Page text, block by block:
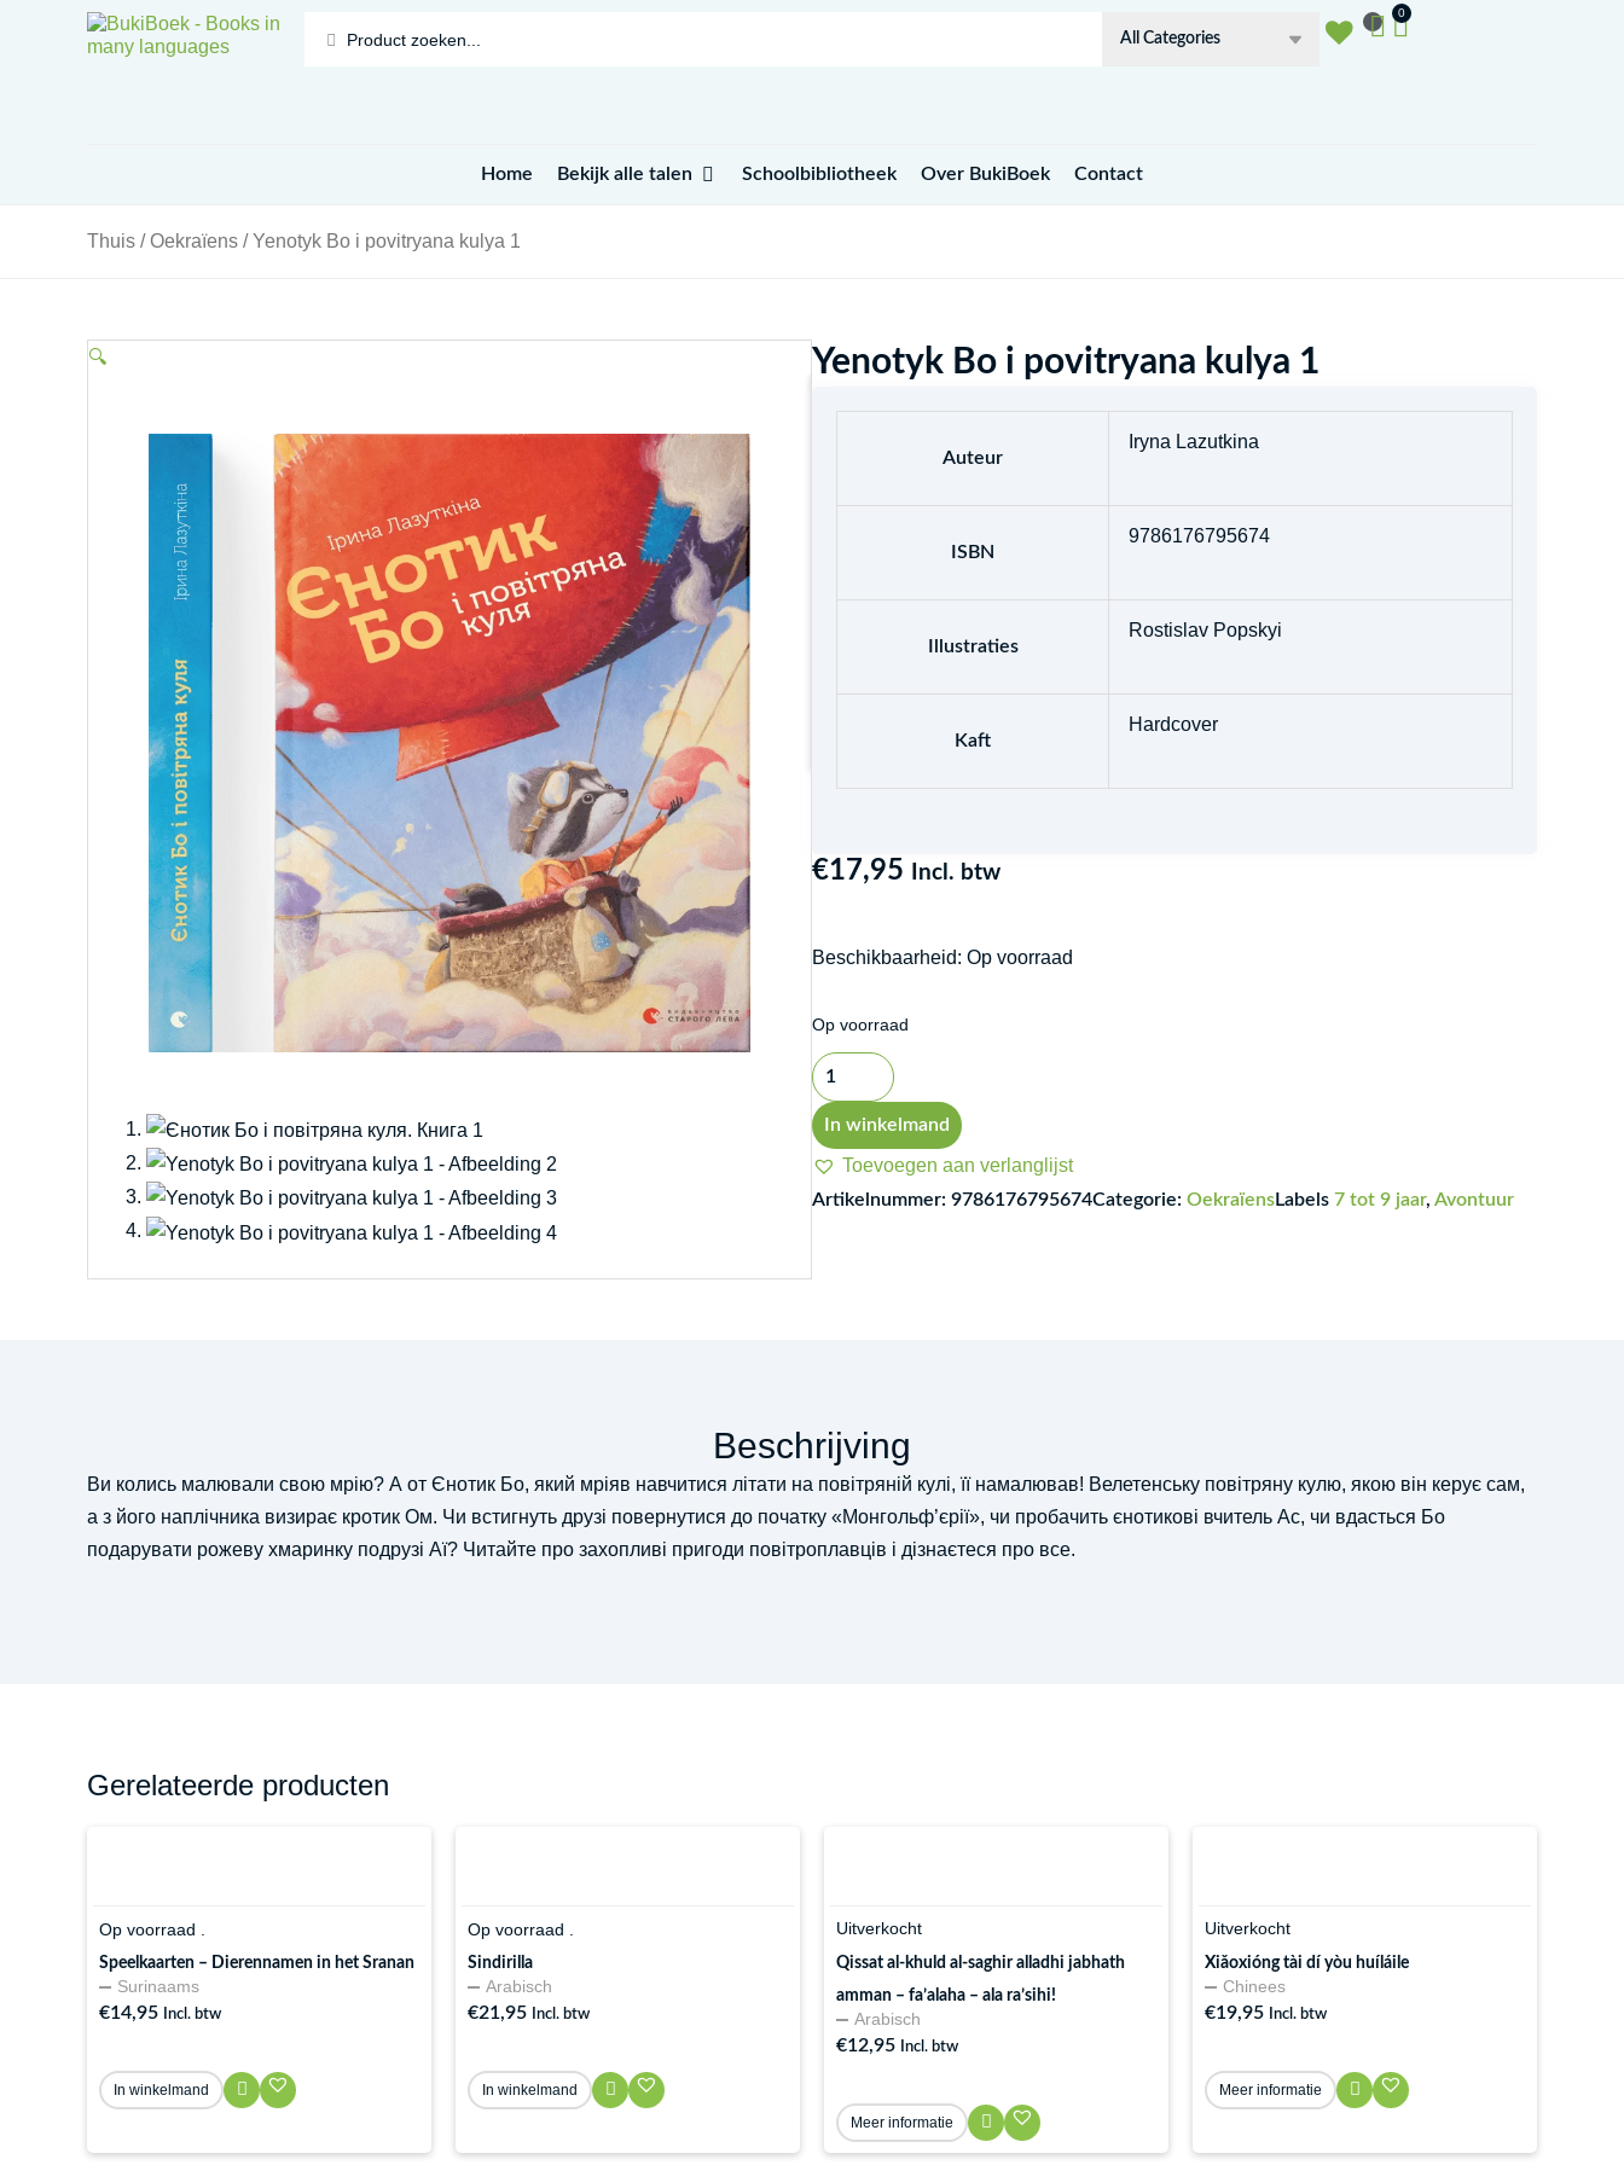
Search
0
Winkelwagen
Home Bekijk alle talen Open Bekijk alle talen
Schoolbibliotheek Over BukiBoek Contact
Thuis /Oekraïens / Yenotyk Bo i povitryana kulya 1
🔍 Yenotyk Bo i povitryana kulya 1
Auteur
Iryna Lazutkina
ISBN
9786176795674
Illustraties
Rostislav Popskyi
Kaft
Hardcover
€17,95 Incl. btw
Beschikbaarheid: Op voorraad
Op voorraad
Yenotyk
Bo
i
povitryana
kulya
In winkelmand
Toevoegen aan verlanglijst
Artikelnummer: 9786176795674Categorie: OekraïensLabels 7 tot 9 jaar, Avontuur
Beschrijving
Ви колись малювали свою мрію? А от Єнотик Бо, який мріяв навчитися літати на повітряній кулі, її намалював! Велетенську повітряну кулю, якою він керує сам,
а з його наплічника визирає кротик Ом. Чи встигнуть друзі повернутися до початку «Монгольф’єрії», чи пробачить єнотикові вчитель Ас, чи вдасться Бо
подарувати рожеву хмаринку подрузі Аї? Читайте про захопливі пригоди повітроплавців і дізнаєтеся про все.
Gerelateerde producten
Op voorraad .
Speelkaarten – Dierennamen in het Sranan
Surinaams
€14,95 Incl. btw
In winkelmand
Op voorraad .
Sindirilla
Arabisch
€21,95 Incl. btw
In winkelmand
Uitverkocht
Qissat al-khuld al-saghir alladhi jabhath
amman – fa’alaha – ala ra’sihi!
Arabisch
€12,95 Incl. btw
Meer informatie
Uitverkocht
Xiǎoxióng tài dí yòu huíláile
Chinees
€19,95 Incl. btw
Meer informatie